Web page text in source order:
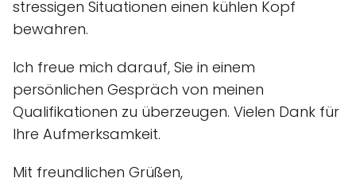
stressigen Situationen einen kühlen Kopf
bewahren.
Ich freue mich darauf, Sie in einem
persönlichen Gespräch von meinen
Qualifikationen zu überzeugen. Vielen Dank für
Ihre Aufmerksamkeit.
Mit freundlichen Grüßen,